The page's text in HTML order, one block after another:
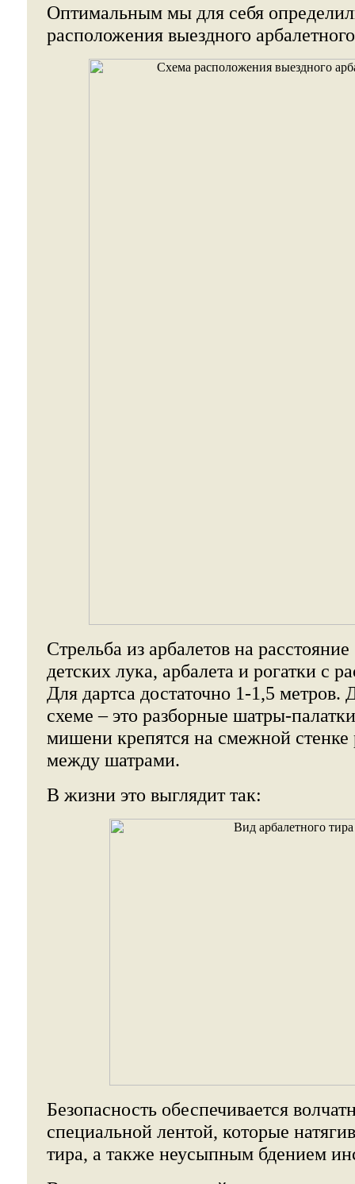
Оптимальным мы для себя
расположения выездного
Стрельба из арбалетов на
детских лука, арбалета и рогатки с
Для дартса достаточно 1-1,5 метров.
схеме – это разборные шатры-
мишени крепятся на смежной
между шатрами.
В жизни это выглядит так:
Безопасность обеспечивается
специальной лентой, которые
тира, а также неусыпным бдением